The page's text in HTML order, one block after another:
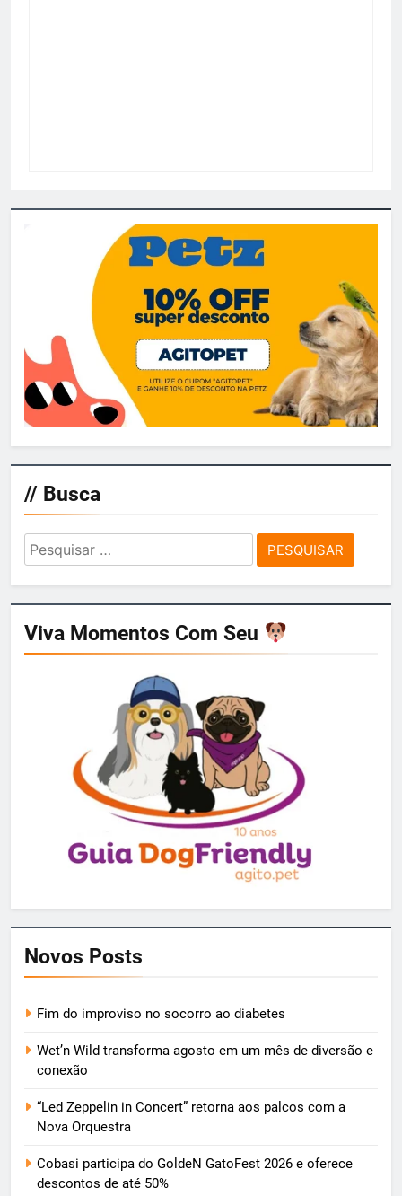
// Busca
Pesquisar
por:
Viva Momentos Com Seu
Novos Posts
Fim do improviso no socorro ao diabetes
Wet’n Wild transforma agosto em um mês de diversão e
conexão
“Led Zeppelin in Concert” retorna aos palcos com a
Nova Orquestra
Cobasi participa do GoldeN GatoFest 2026 e oferece
descontos de até 50%